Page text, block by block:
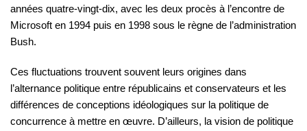
années quatre-vingt-dix, avec les deux procès à l’encontre de
Microsoft en 1994 puis en 1998 sous le règne de l’administration
Bush.
Ces fluctuations trouvent souvent leurs origines dans
l’alternance politique entre républicains et conservateurs et les
différences de conceptions idéologiques sur la politique de
concurrence à mettre en œuvre. D’ailleurs, la vision de politique